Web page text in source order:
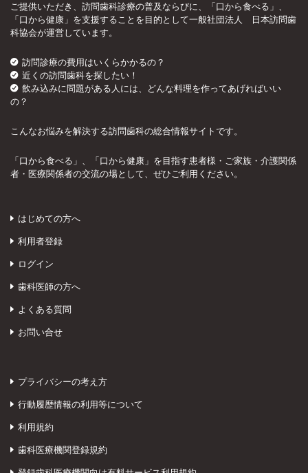
ご提供いただき、訪問歯科診療の普及ならびに、「口から食べる」、
「口から健康」を支援することを目的として一般社団法人 日本訪問歯
科協会が運営しています。
訪問診療の費用はいくらかかるの？
近くの訪問歯科を探したい！
飲み込みに問題がある人には、どんな料理を作ってあげればいい
の？
こんなお悩みを解決する訪問歯科の総合情報サイトです。
「口から食べる」、「口から健康」を目指す患者様・ご家族・介護関係
者・医療関係者の交流の場として、ぜひご利用ください。
はじめての方へ
利用者登録
ログイン
歯科医師の方へ
よくある質問
お問い合せ
プライバシーの考え方
行動履歴情報の利用等について
利用規約
歯科医療機関登録規約